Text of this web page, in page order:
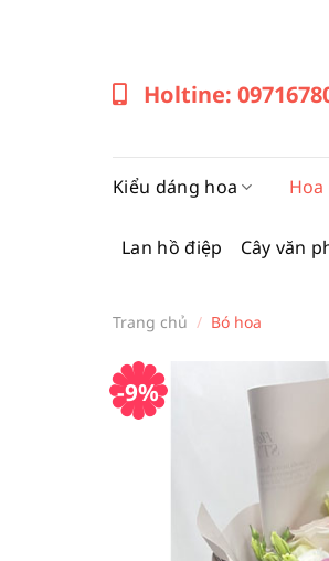
Holtine:
Kiểu dáng hoa
Lan hồ điệp Cây văn
Trang chủ / Bó hoa
-9%